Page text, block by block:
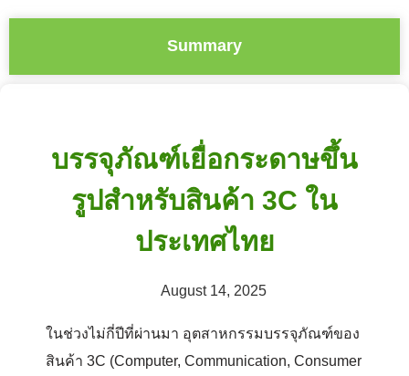
Summary
บรรจุภัณฑ์เยื่อกระดาษขึ้น
รูปสำหรับสินค้า 3C ใน
ประเทศไทย
August 14, 2025
ในช่วงไม่กี่ปีที่ผ่านมา อุตสาหกรรมบรรจุภัณฑ์ของ
สินค้า 3C (Computer, Communication, Consumer